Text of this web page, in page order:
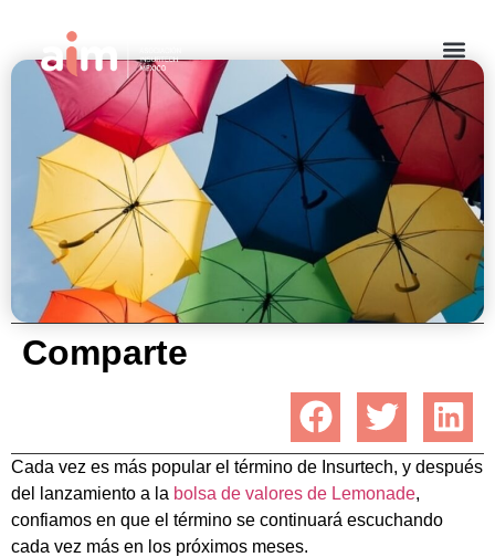
¿Qué son las Insurtech?
agosto 25, 2020
Comparte
Cada vez es más popular el término de Insurtech, y después
del lanzamiento a la bolsa de valores de Lemonade,
confiamos en que el término se continuará escuchando
cada vez más en los próximos meses.